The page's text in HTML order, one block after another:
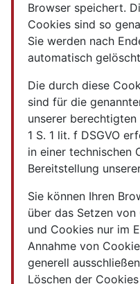
Browser speichert.
Cookies sind so
Sie werden nach
automatisch
Die durch diese
sind für die
unserer
1 S. 1 lit. f DSGVO
in einer technischen
Bereitstellung
Sie können Ihren
über das Setzen
und Cookies nur im
Annahme von
generell
Löschen der